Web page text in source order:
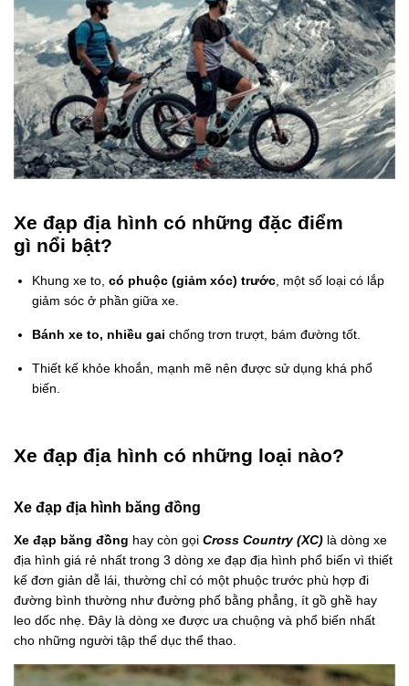
Xe đạp địa hình có những đặc điểm
gì nổi bật?
Khung xe to, có phuộc (giảm xóc) trước , một số loại có lắp
giảm sóc ở phần giữa xe.
Bánh xe to, nhiều gai chống trơn trượt, bám đường tốt.
Thiết kế khỏe khoắn, mạnh mẽ nên được sử dụng khá phổ
biến.
Xe đạp địa hình có những loại nào?
Xe đạp địa hình băng đồng
Xe đạp băng đồng hay còn gọi Cross Country (XC) là dòng xe
địa hình giá rẻ nhất trong 3 dòng xe đạp địa hình phổ biến vì thiết
kế đơn giản dễ lái, thường chỉ có một phuộc trước phù hợp đi
đường bình thường như đường phố bằng phẳng, ít gồ ghề hay
leo dốc nhẹ. Đây là dòng xe được ưa chuộng và phổ biến nhất
cho những người tập thể dục thể thao.